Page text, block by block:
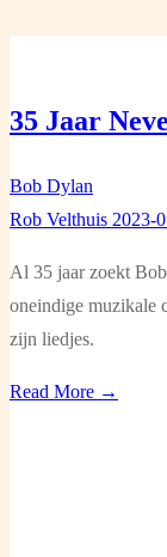
35 Jaar
Bob Dylan
Rob Velthuis 2023-
Al 35 jaar zoekt
oneindige muzikale
zijn liedjes.
Read More →